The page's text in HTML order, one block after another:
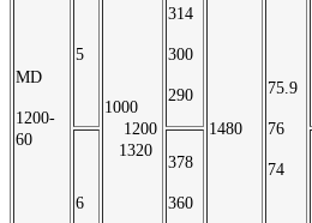
MD
1200-
60
1000
1200
1320
1480
75.9
76
74
5
314
300
290
6
378
360